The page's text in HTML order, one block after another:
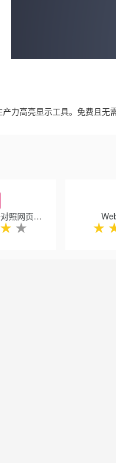
力高亮显示工具。免费且无
沉浸式翻译: 双语对照网页翻译 & PDF文档翻译
★ ★ ★